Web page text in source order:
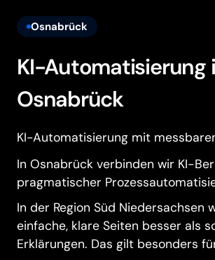
Osnabrück
KI-Automatisierung
Osnabrück
KI-Automatisierung mit
In Osnabrück verbinden wir KI-
pragmatischer
In der Region Süd Niedersachsen
einfache, klare Seiten besser als
Erklärungen. Das gilt besonders